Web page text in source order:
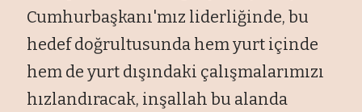
Cumhurbaşkanı'mız liderliğinde, bu
hedef doğrultusunda hem yurt içinde
hem de yurt dışındaki çalışmalarımızı
hızlandıracak, inşallah bu alanda